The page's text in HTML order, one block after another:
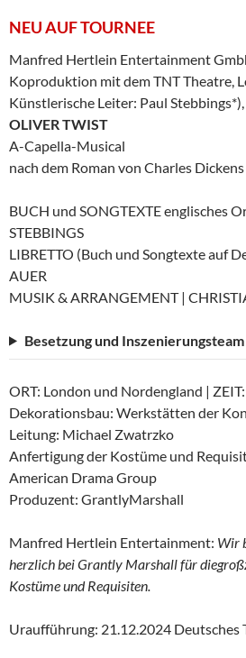
NEU AUF TOURNEE
Manfred Hertlein Entertainment
Koproduktion mit dem TNT Theatre,
Künstlerische Leiter: Paul
OLIVER TWIST
A-Capella-Musical
nach dem Roman von Charles Dickens
BUCH und SONGTEXTE englisches
STEBBINGS
LIBRETTO (Buch und Songtexte auf
AUER
MUSIK & ARRANGEMENT |
Besetzung und Inszenierungsteam
ORT: London und Nordengland |
Dekorationsbau: Werkstätten der
Leitung: Michael Zwatrzko
Anfertigung der Kostüme und
American Drama Group
Produzent: GrantlyMarshall
Manfred Hertlein Entertainment: Wir
herzlich bei Grantly Marshall für
Kostüme und Requisiten.
Uraufführung: 21.12.2024 Deutsches